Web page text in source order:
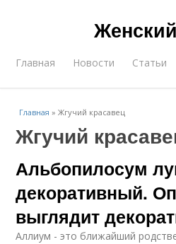
Главная Новости Статьи
Главная »Жгучий красавец
Жгучий
Альбопилосум
декоративный.
выглядит
Аллиум - это ближайший